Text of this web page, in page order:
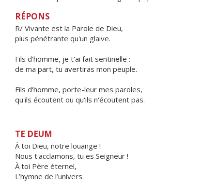
RÉPONS
R/ Vivante est la Parole de Dieu,
plus pénétrante qu'un glaive.
Fils d'homme, je t'ai fait sentinelle :
de ma part, tu avertiras mon peuple.
Fils d'homme, porte-leur mes paroles,
qu'ils écoutent ou qu'ils n'écoutent pas.
TE DEUM
À toi Dieu, notre louange !
Nous t'acclamons, tu es Seigneur !
À toi Père éternel,
L’hymne de l’univers.